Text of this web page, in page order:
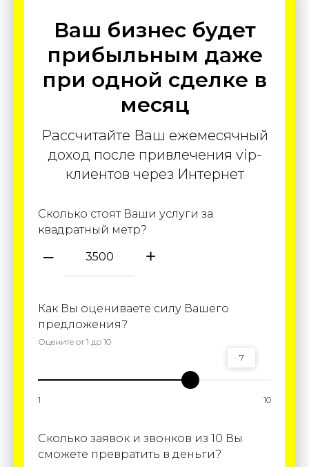
Ваш бизнес будет
прибыльным даже
при одной сделке в
месяц
Рассчитайте Ваш ежемесячный
доход после привлечения vip-
клиентов через Интернет
Сколько стоят Ваши услуги за
квадратный метр?
– +
Как Вы оцениваете силу Вашего
предложения?
Оцените от 1 до 10
7
1 10
Сколько заявок и звонков из 10 Вы
сможете превратить в деньги?